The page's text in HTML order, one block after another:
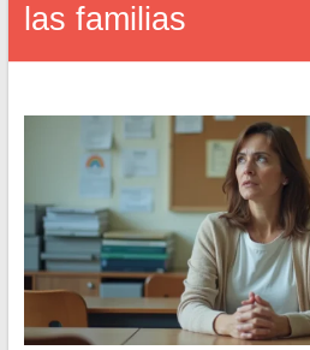
las familias